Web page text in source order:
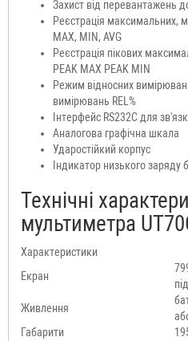
Захист від перевантажень
Реєстрація максимальних,
MAX, MIN, AVG
Реєстрація пікових
PEAK MAX PEAK MIN
Режим відносних
вимірювань REL%
Інтерфейс RS232C для
Аналогова графічна шкала
Ударостійкий корпус
Індикатор низького заряду
Технічні
мультиметра
Характеристики
Екран
Живлення
Габарити